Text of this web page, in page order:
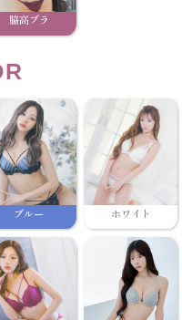
脇高ブラ
ブルー ホワイト